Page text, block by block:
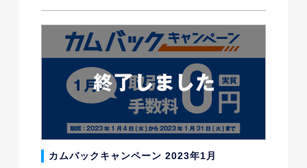
カムバックキャンペーン 2023年1月